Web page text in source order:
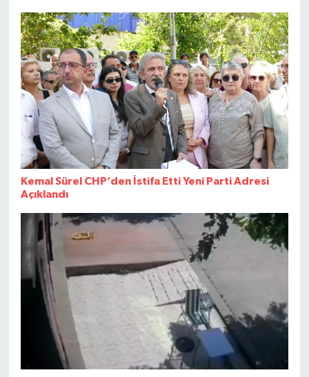
Kemal Sürel CHP’den İstifa Etti Yeni Parti Adresi
Açıklandı